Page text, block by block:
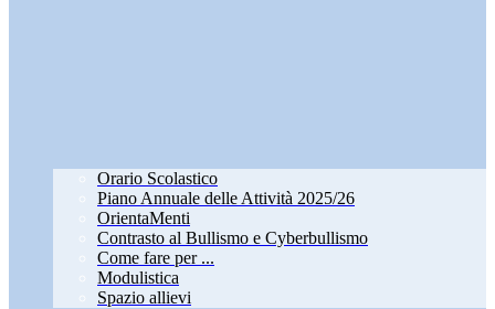
Orario Scolastico
Piano Annuale delle Attività 2025/26
OrientaMenti
Contrasto al Bullismo e Cyberbullismo
Come fare per ...
Modulistica
Spazio allievi